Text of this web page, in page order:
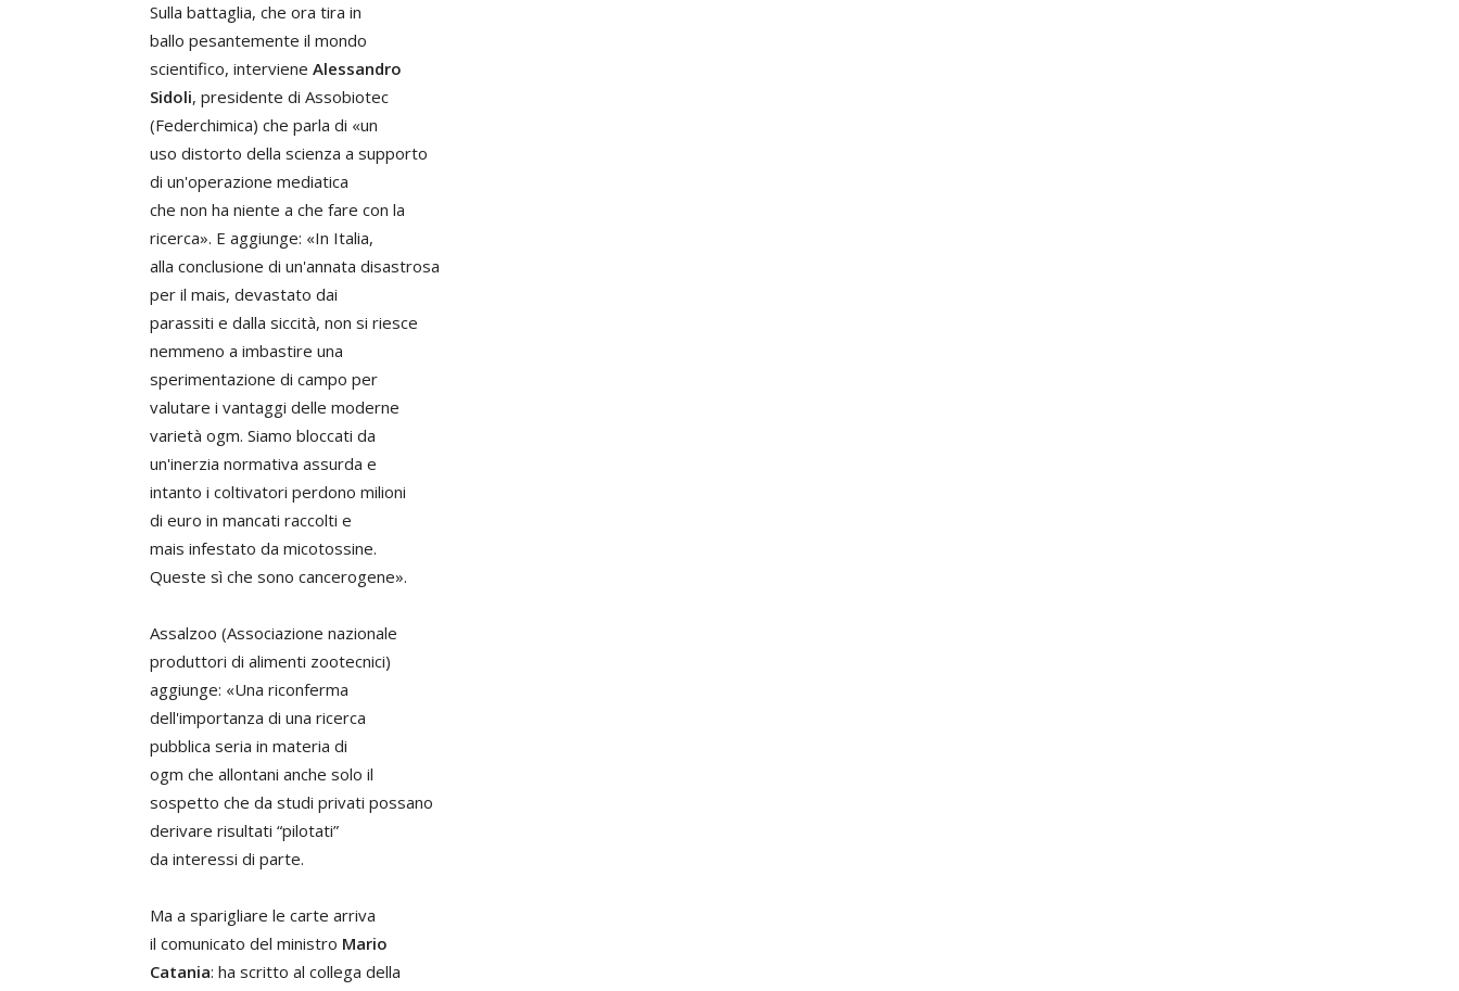
Sulla battaglia, che ora tira in
ballo pesantemente il mondo
scientifico, interviene Alessandro
Sidoli, presidente di Assobiotec
(Federchimica) che parla di «un
uso distorto della scienza a supporto
di un'operazione mediatica
che non ha niente a che fare con la
ricerca». E aggiunge: «In Italia,
alla conclusione di un'annata disastrosa
per il mais, devastato dai
parassiti e dalla siccità, non si riesce
nemmeno a imbastire una
sperimentazione di campo per
valutare i vantaggi delle moderne
varietà ogm. Siamo bloccati da
un'inerzia normativa assurda e
intanto i coltivatori perdono milioni
di euro in mancati raccolti e
mais infestato da micotossine.
Queste sì che sono cancerogene».
Assalzoo (Associazione nazionale
produttori di alimenti zootecnici)
aggiunge: «Una riconferma
dell'importanza di una ricerca
pubblica seria in materia di
ogm che allontani anche solo il
sospetto che da studi privati possano
derivare risultati “pilotati”
da interessi di parte.
Ma a sparigliare le carte arriva
il comunicato del ministro Mario
Catania: ha scritto al collega della